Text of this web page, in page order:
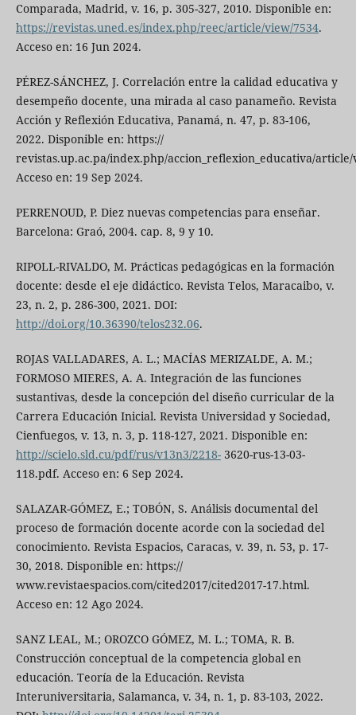
Comparada, Madrid, v. 16, p. 305-327, 2010. Disponible en:
https://revistas.uned.es/index.php/reec/article/view/7534.
Acceso en: 16 Jun 2024.
PÉREZ-SÁNCHEZ, J. Correlación entre la calidad educativa y
desempeño docente, una mirada al caso panameño. Revista
Acción y Reflexión Educativa, Panamá, n. 47, p. 83-106,
2022. Disponible en: https://
revistas.up.ac.pa/index.php/accion_reflexion_educativa/article/
Acceso en: 19 Sep 2024.
PERRENOUD, P. Diez nuevas competencias para enseñar.
Barcelona: Graó, 2004. cap. 8, 9 y 10.
RIPOLL-RIVALDO, M. Prácticas pedagógicas en la formación
docente: desde el eje didáctico. Revista Telos, Maracaibo, v.
23, n. 2, p. 286-300, 2021. DOI:
http://doi.org/10.36390/telos232.06.
ROJAS VALLADARES, A. L.; MACÍAS MERIZALDE, A. M.;
FORMOSO MIERES, A. A. Integración de las funciones
sustantivas, desde la concepción del diseño curricular de la
Carrera Educación Inicial. Revista Universidad y Sociedad,
Cienfuegos, v. 13, n. 3, p. 118-127, 2021. Disponible en:
http://scielo.sld.cu/pdf/rus/v13n3/2218-3620-rus-13-03-
118.pdf. Acceso en: 6 Sep 2024.
SALAZAR-GÓMEZ, E.; TOBÓN, S. Análisis documental del
proceso de formación docente acorde con la sociedad del
conocimiento. Revista Espacios, Caracas, v. 39, n. 53, p. 17-
30, 2018. Disponible en: https://
www.revistaespacios.com/cited2017/cited2017-17.html.
Acceso en: 12 Ago 2024.
SANZ LEAL, M.; OROZCO GÓMEZ, M. L.; TOMA, R. B.
Construcción conceptual de la competencia global en
educación. Teoría de la Educación. Revista
Interuniversitaria, Salamanca, v. 34, n. 1, p. 83-103, 2022.